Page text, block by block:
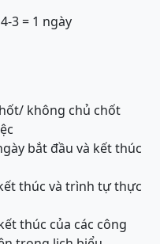
4-3 = 1 ngày
không chủ chốt
bắt đầu và kết thúc
thúc và trình tự thực
thúc của các công